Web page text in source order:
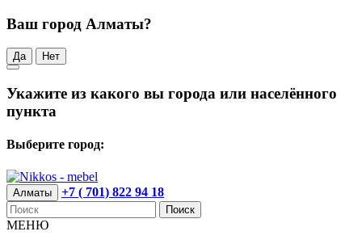
Ваш город Алматы?
Да Нет
Укажите из какого вы города или населённого
пункта
Выберите город:
Алматы +7 ( 701) 822 94 18
Поиск
МЕНЮ